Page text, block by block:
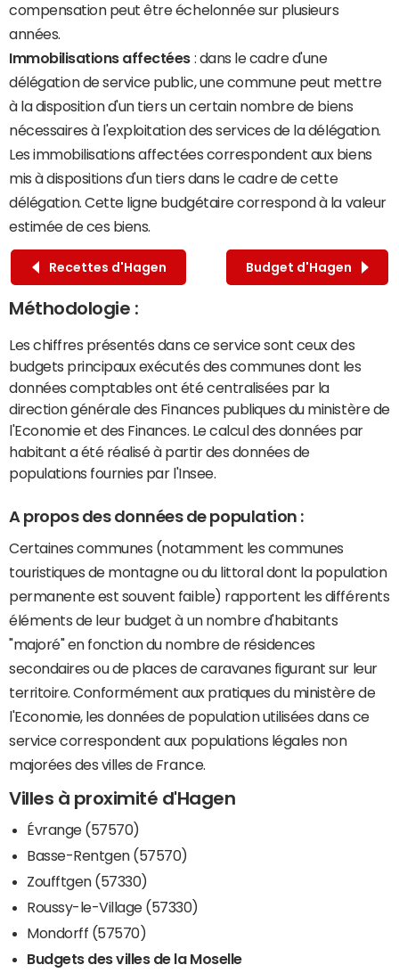
compensation peut être échelonnée sur plusieurs
années.
Immobilisations affectées : dans le cadre d'une
délégation de service public, une commune peut mettre
à la disposition d'un tiers un certain nombre de biens
nécessaires à l'exploitation des services de la délégation.
Les immobilisations affectées correspondent aux biens
mis à dispositions d'un tiers dans le cadre de cette
délégation. Cette ligne budgétaire correspond à la valeur
estimée de ces biens.
Recettes d'Hagen Budget d'Hagen
Méthodologie :
Les chiffres présentés dans ce service sont ceux des
budgets principaux exécutés des communes dont les
données comptables ont été centralisées par la
direction générale des Finances publiques du ministère de
l'Economie et des Finances. Le calcul des données par
habitant a été réalisé à partir des données de
populations fournies par l'Insee.
A propos des données de population :
Certaines communes (notamment les communes
touristiques de montagne ou du littoral dont la population
permanente est souvent faible) rapportent les différents
éléments de leur budget à un nombre d'habitants
"majoré" en fonction du nombre de résidences
secondaires ou de places de caravanes figurant sur leur
territoire. Conformément aux pratiques du ministère de
l'Economie, les données de population utilisées dans ce
service correspondent aux populations légales non
majorées des villes de France.
Villes à proximité d'Hagen
Évrange (57570)
Basse-Rentgen (57570)
Zoufftgen (57330)
Roussy-le-Village (57330)
Mondorff (57570)
Budgets des villes de la Moselle